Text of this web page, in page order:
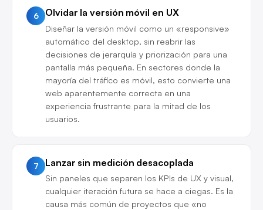
6 Olvidar la versión móvil en UX
Diseñar la versión móvil como un «responsive»
automático del desktop, sin reabrir las
decisiones de jerarquía y priorización para una
pantalla más pequeña. En sectores donde la
mayoría del tráfico es móvil, esto convierte una
web aparentemente correcta en una
experiencia frustrante para la mitad de los
usuarios.
7 Lanzar sin medición desacoplada
Sin paneles que separen los KPIs de UX y visual,
cualquier iteración futura se hace a ciegas. Es la
causa más común de proyectos que «no